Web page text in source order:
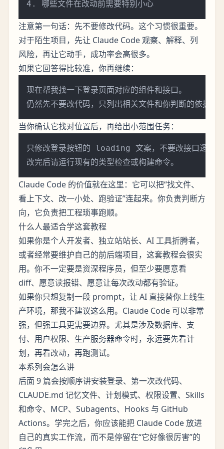
注意第一句话：先不要修改代码。这个习惯很重要。
对于陌生项目，先让 Claude Code 观察、解释、列
风险，再让它动手，成功率会高很多。
如果它回答得比较准，你再继续：
现在帮我找一下登录页面对应的组件和接口。
当你确认它找对位置后，再给出小范围任务：
只修改登录按钮的 loading 文案，不要改接口逻辑。
Claude Code 的价值就在这里：它可以把“找文件、
看上下文、改一小处、跑验证”连起来。你负责判断方
向，它负责把工程琐事跑顺。
什么人最适合学这套教程
如果你是个人开发者、独立站站长、AI 工具折腾者，
或者经常要维护自己的前后端项目，这套教程会很实
用。你不一定要是资深程序员，但至少要愿意看
diff、愿意读报错、愿意让每次改动都有验证。
如果你只想复制一段 prompt，让 AI 直接替你上线生
产环境，那我不建议这么用。Claude Code 可以非常
强，但强工具更需要边界。尤其是涉及数据库、支
付、用户权限、生产服务器命令时，永远要先看计
划，再看改动，再跑测试。
本系列会怎么讲
后面 9 篇会按顺序讲安装登录、第一次改代码、
CLAUDE.md 记忆文件、计划模式、权限设置、Skills
和命令、MCP、Subagents、Hooks 与 GitHub
Actions。学完之后，你应该能把 Claude Code 放进
自己的真实工作流，而不是停留在“它好像很厉害”的